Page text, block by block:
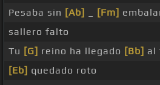
Pesaba sin [Ab] [Fm]
sallero falto
Tu [G] reino ha llegado [Bb] al
[Eb] quedado roto